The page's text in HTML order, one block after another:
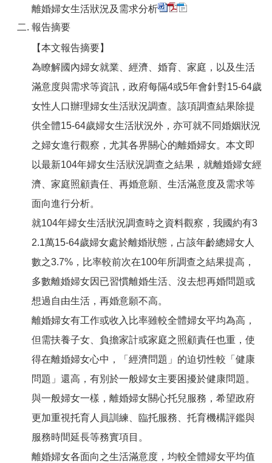
離婚婦女生活狀況及需求分析
報告摘要
【本文報告摘要】
為瞭解國內婦女就業、經濟、婚育、家庭，以及生活
滿意度與需求等資訊，政府每隔4或5年會針對15-64歲
女性人口辦理婦女生活狀況調查。該項調查結果除提
供全體15-64歲婦女生活狀況外，亦可就不同婚姻狀況
之婦女進行觀察，尤其各界關心的離婚婦女。本文即
以最新104年婦女生活狀況調查之結果，就離婚婦女經
濟、家庭照顧責任、再婚意願、生活滿意度及需求等
面向進行分析。
就104年婦女生活狀況調查時之資料觀察，我國約有3
2.1萬15-64歲婦女處於離婚狀態，占該年齡總婦女人
數之3.7%，比率較前次在100年所調查之結果提高，
多數離婚婦女因已習慣離婚生活、沒去想再婚問題或
想過自由生活，再婚意願不高。
離婚婦女有工作或收入比率雖較全體婦女平均為高，
但需扶養子女、負擔家計或家庭之照顧責任也重，使
得在離婚婦女心中，「經濟問題」的迫切性較「健康
問題」還高，有別於一般婦女主要困擾於健康問題。
與一般婦女一樣，離婚婦女關心托兒服務，希望政府
更加重視托育人員訓練、臨托服務、托育機構評鑑與
服務時間延長等務實項目。
離婚婦女各面向之生活滿意度，均較全體婦女平均值